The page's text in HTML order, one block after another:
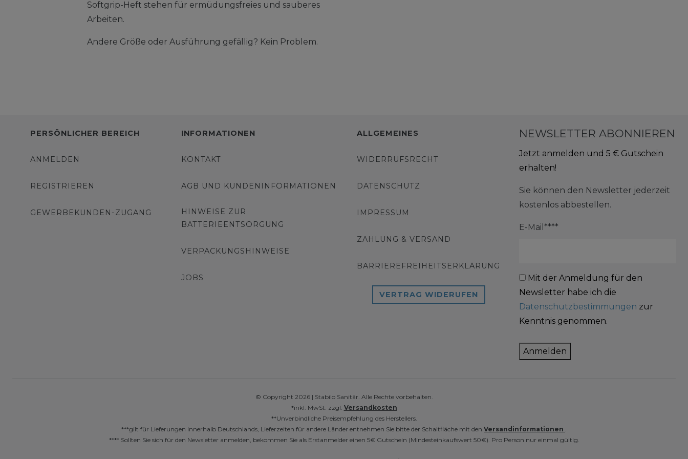
Softgrip-Heft stehen für ermüdungsfreies und sauberes
Arbeiten.
Andere Größe oder Ausführung gefällig? Kein Problem.
PERSÖNLICHER BEREICH
ANMELDEN
REGISTRIEREN
GEWERBEKUNDEN-ZUGANG
INFORMATIONEN
KONTAKT
AGB UND KUNDENINFORMATIONEN
HINWEISE ZUR
BATTERIEENTSORGUNG
VERPACKUNGSHINWEISE
JOBS
ALLGEMEINES
WIDERRUFSRECHT
DATENSCHUTZ
IMPRESSUM
ZAHLUNG & VERSAND
BARRIEREFREIHEITSERKLÄRUNG
VERTRAG WIDERUFEN
NEWSLETTER ABONNIEREN
Jetzt anmelden und 5 € Gutschein
erhalten!
Sie können den Newsletter jederzeit
kostenlos abbestellen.
E-Mail****
Mit der Anmeldung für den
Newsletter habe ich die
Datenschutzbestimmungen zur
Kenntnis genommen.
Anmelden
© Copyright 2026 | Stabilo Sanitär. Alle Rechte vorbehalten.
*inkl. MwSt. zzgl. Versandkosten
**Unverbindliche Preisempfehlung des Herstellers.
***gilt für Lieferungen innerhalb Deutschlands, Lieferzeiten für andere Länder entnehmen Sie bitte der Schaltfläche mit den Versandinformationen .
**** Sollten Sie sich für den Newsletter anmelden, bekommen Sie als Erstanmelder einen 5€ Gutschein (Mindesteinkaufswert 50€). Pro Person nur einmal gültig.